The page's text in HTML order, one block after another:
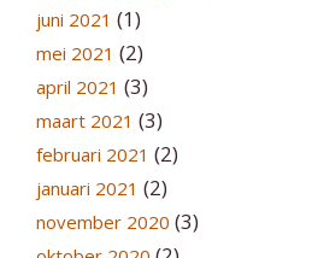
juni 2021 (1)
mei 2021 (2)
april 2021 (3)
maart 2021 (3)
februari 2021 (2)
januari 2021 (2)
november 2020 (3)